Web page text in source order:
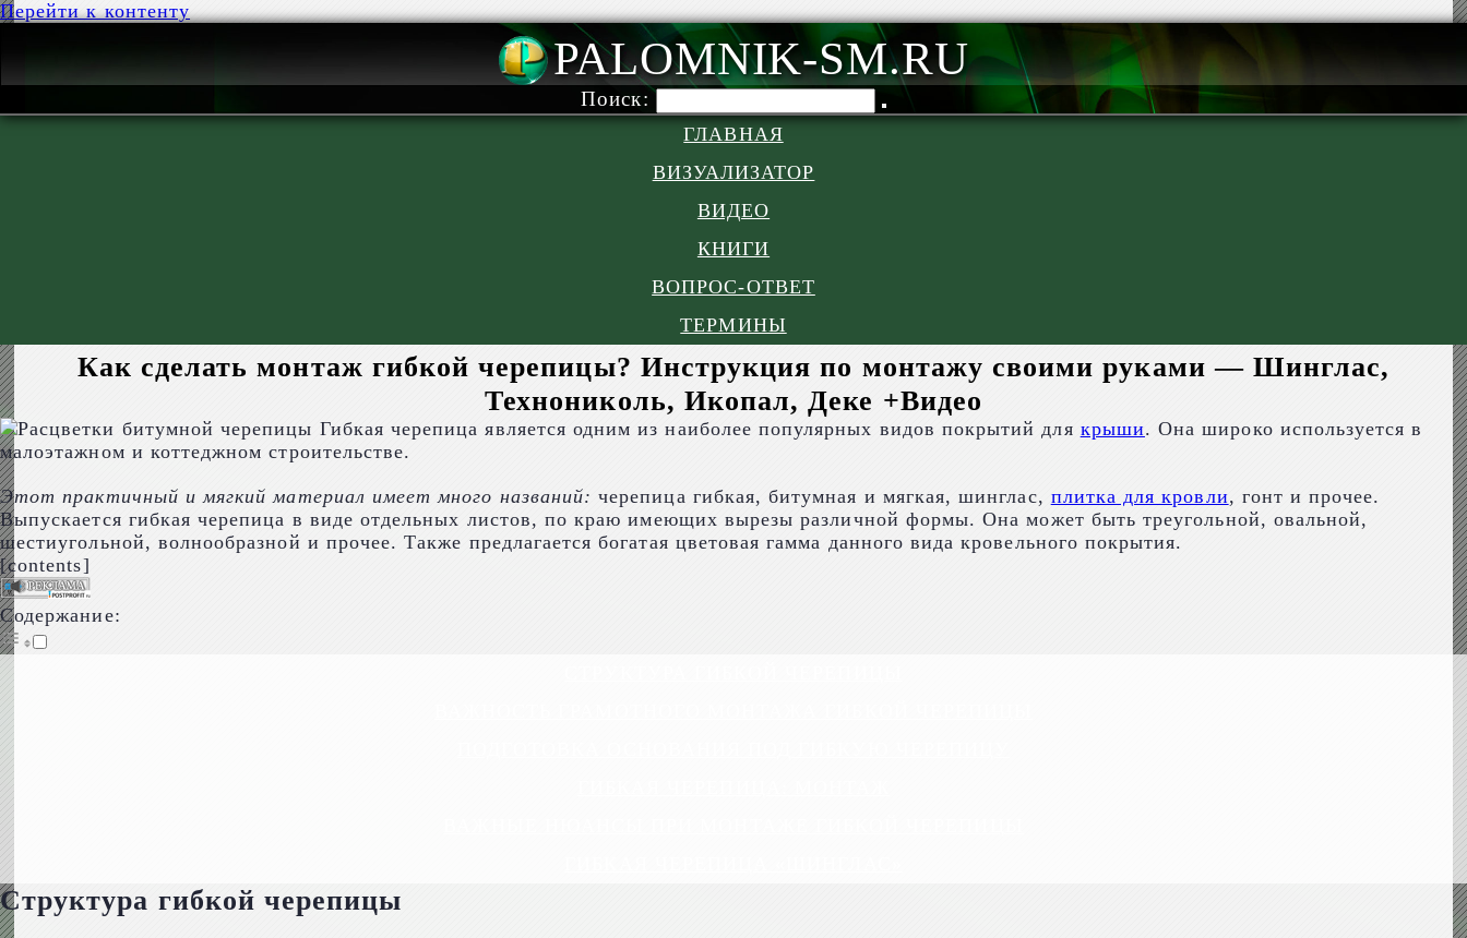
Перейти к контенту
PALOMNIK-SM.RU
Поиск:
ГЛАВНАЯ
ВИЗУАЛИЗАТОР
ВИДЕО
КНИГИ
ВОПРОС-ОТВЕТ
ТЕРМИНЫ
Как сделать монтаж гибкой черепицы? Инструкция по монтажу своими руками — Шинглас,
Технониколь, Икопал, Деке +Видео
Гибкая черепица является одним из наиболее популярных видов покрытий для крыши. Она широко используется в
малоэтажном и коттеджном строительстве.
Этот практичный и мягкий материал имеет много названий: черепица гибкая, битумная и мягкая, шинглас, плитка для кровли, гонт и прочее.
Выпускается гибкая черепица в виде отдельных листов, по краю имеющих вырезы различной формы.Она может быть треугольной, овальной,
шестиугольной, волнообразной и прочее. Также предлагается богатая цветовая гамма данного вида кровельного покрытия.
[contents]
Содержание:
Структура гибкой черепицы